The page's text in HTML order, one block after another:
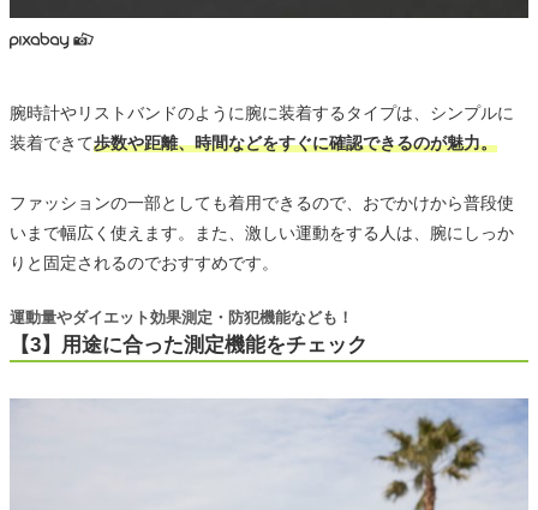
腕時計やリストバンドのように腕に装着するタイプは、シンプルに
装着できて歩数や距離、時間などをすぐに確認できるのが魅力。
ファッションの一部としても着用できるので、おでかけから普段使
いまで幅広く使えます。また、激しい運動をする人は、腕にしっか
りと固定されるのでおすすめです。
【3】用途に合った測定機能をチェック
運動量やダイエット効果測定・防犯機能なども！